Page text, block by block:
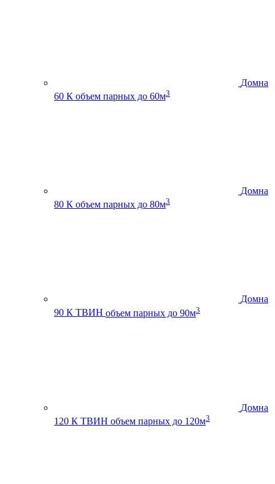
Домна
60 К объем парных до 60м3
Домна
80 К объем парных до 80м3
Домна
90 К ТВИН объем парных до 90м3
Домна
120 К ТВИН объем парных до 120м3